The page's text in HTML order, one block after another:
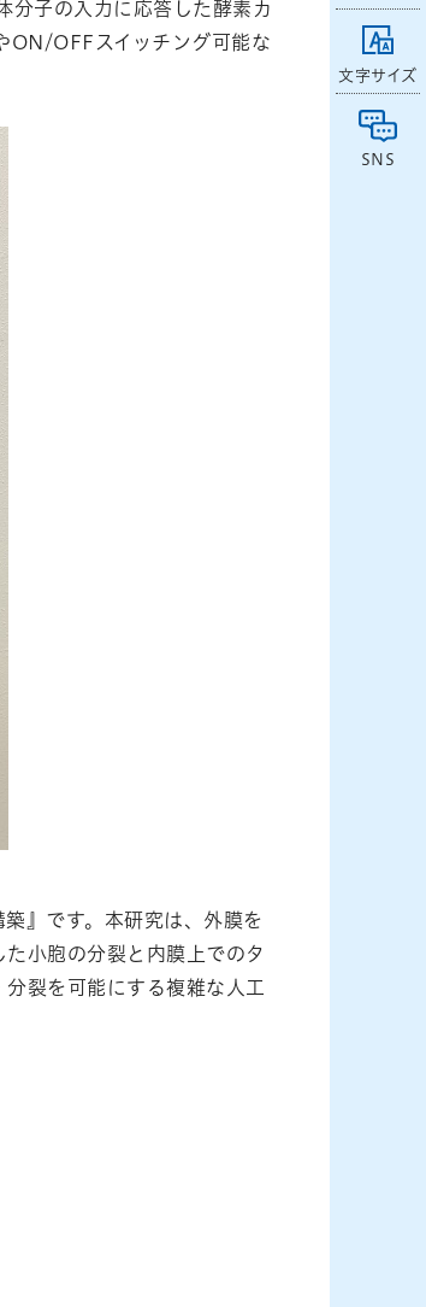
文字サイズ
SNS
分子の入力に応答した酵素カ
ON/OFFスイッチング可能な
』です。本研究は、外膜を
小胞の分裂と内膜上でのタ
裂を可能にする複雑な人工